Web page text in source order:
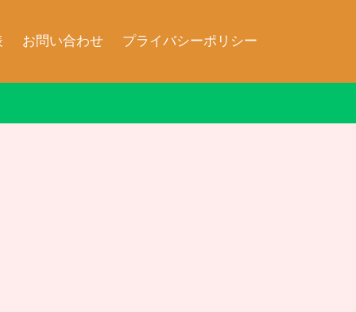
お問い合わせ プライバシーポリシー